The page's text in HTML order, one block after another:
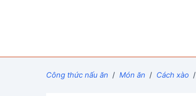
Công thức nấu ăn / Món ăn / Cách xào /